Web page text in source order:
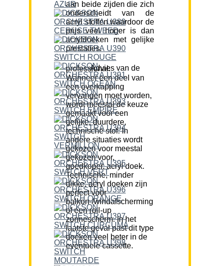
aan beide zijden die zich
onderscheidt van de
acryl stoffen waardoor de
prijs veel hoger is dan
acryldoeken met gelijke
prestaties.
Advies van de professional:
Wanneer een deel van
een overkapping
vervangen moet worden,
wordt meestal de keuze
gemaakt voor een
gelijke, duurdere,
technische stof. In
andere situaties wordt
gekozen voor meestal
gekozen voor,
goedkoper, acryl doek.
Technische, minder
dikke, acryl doeken zijn
perfect voor
balkon-/windafscherming
of een roll-up
zonnescherm. In het
laatste geval past dit type
doeken veel beter in de
eventuele cassette.